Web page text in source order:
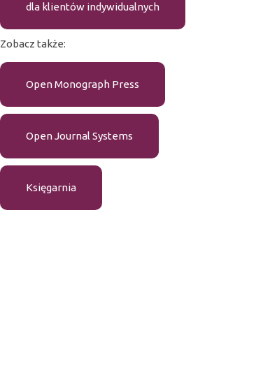
dla klientów indywidualnych
Zobacz także:
Open Monograph Press
Open Journal Systems
Księgarnia